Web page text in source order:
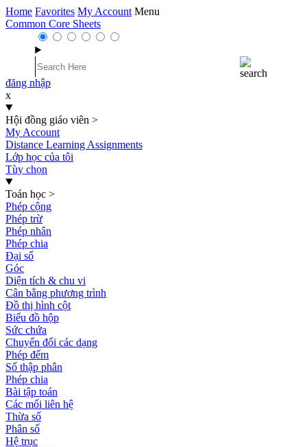
Home Favorites My Account Menu
Common Core Sheets
đăng nhập
x
Hội đồng giáo viên >
My Account
Distance Learning Assignments
Lớp học của tôi
Tùy chọn
Toán học >
Phép cộng
Phép trừ
Phép nhân
Phép chia
Đại số
Góc
Diện tích & chu vi
Cân bằng phương trình
Đồ thị hình cột
Biểu đồ hộp
Sức chứa
Chuyển đổi các dạng
Phép đếm
Số thập phân
Phép chia
Bài tập toán
Các mối liên hệ
Thừa số
Phân số
Hệ trục